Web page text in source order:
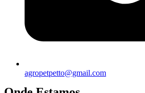
agropetpetto@gmail.com